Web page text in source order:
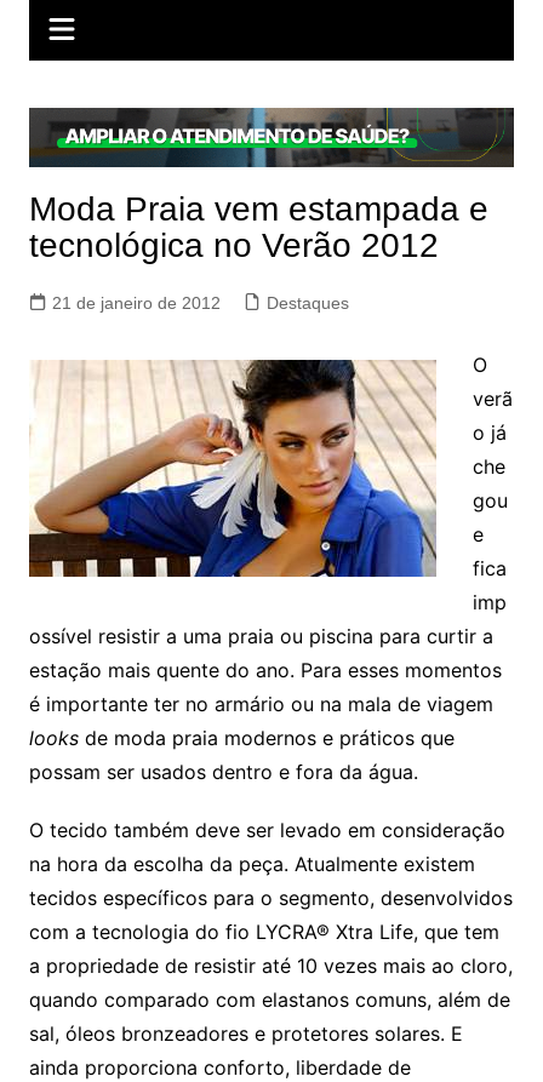
Moda Praia vem estampada e
tecnológica no Verão 2012
21 de janeiro de 2012 Destaques
O
verã
o já
che
gou
e
fica
imp
ossível resistir a uma praia ou piscina para curtir a
estação mais quente do ano. Para esses momentos
é importante ter no armário ou na mala de viagem
looks de moda praia modernos e práticos que
possam ser usados dentro e fora da água.
O tecido também deve ser levado em consideração
na hora da escolha da peça. Atualmente existem
tecidos específicos para o segmento, desenvolvidos
com a tecnologia do fio LYCRA® Xtra Life, que tem
a propriedade de resistir até 10 vezes mais ao cloro,
quando comparado com elastanos comuns, além de
sal, óleos bronzeadores e protetores solares. E
ainda proporciona conforto, liberdade de